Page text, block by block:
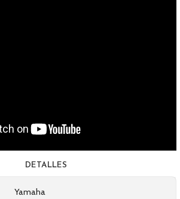
DETALLES
Yamaha